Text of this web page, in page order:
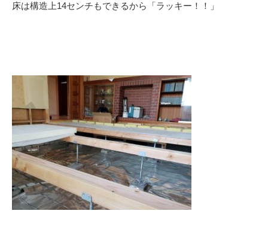
床は構造上14センチもできるから「ラッキー！！」